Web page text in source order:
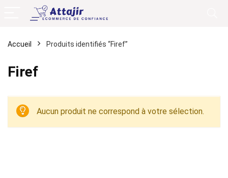
Accueil Produits identifiés “Firef”
Firef
Aucun produit ne correspond à votre sélection.